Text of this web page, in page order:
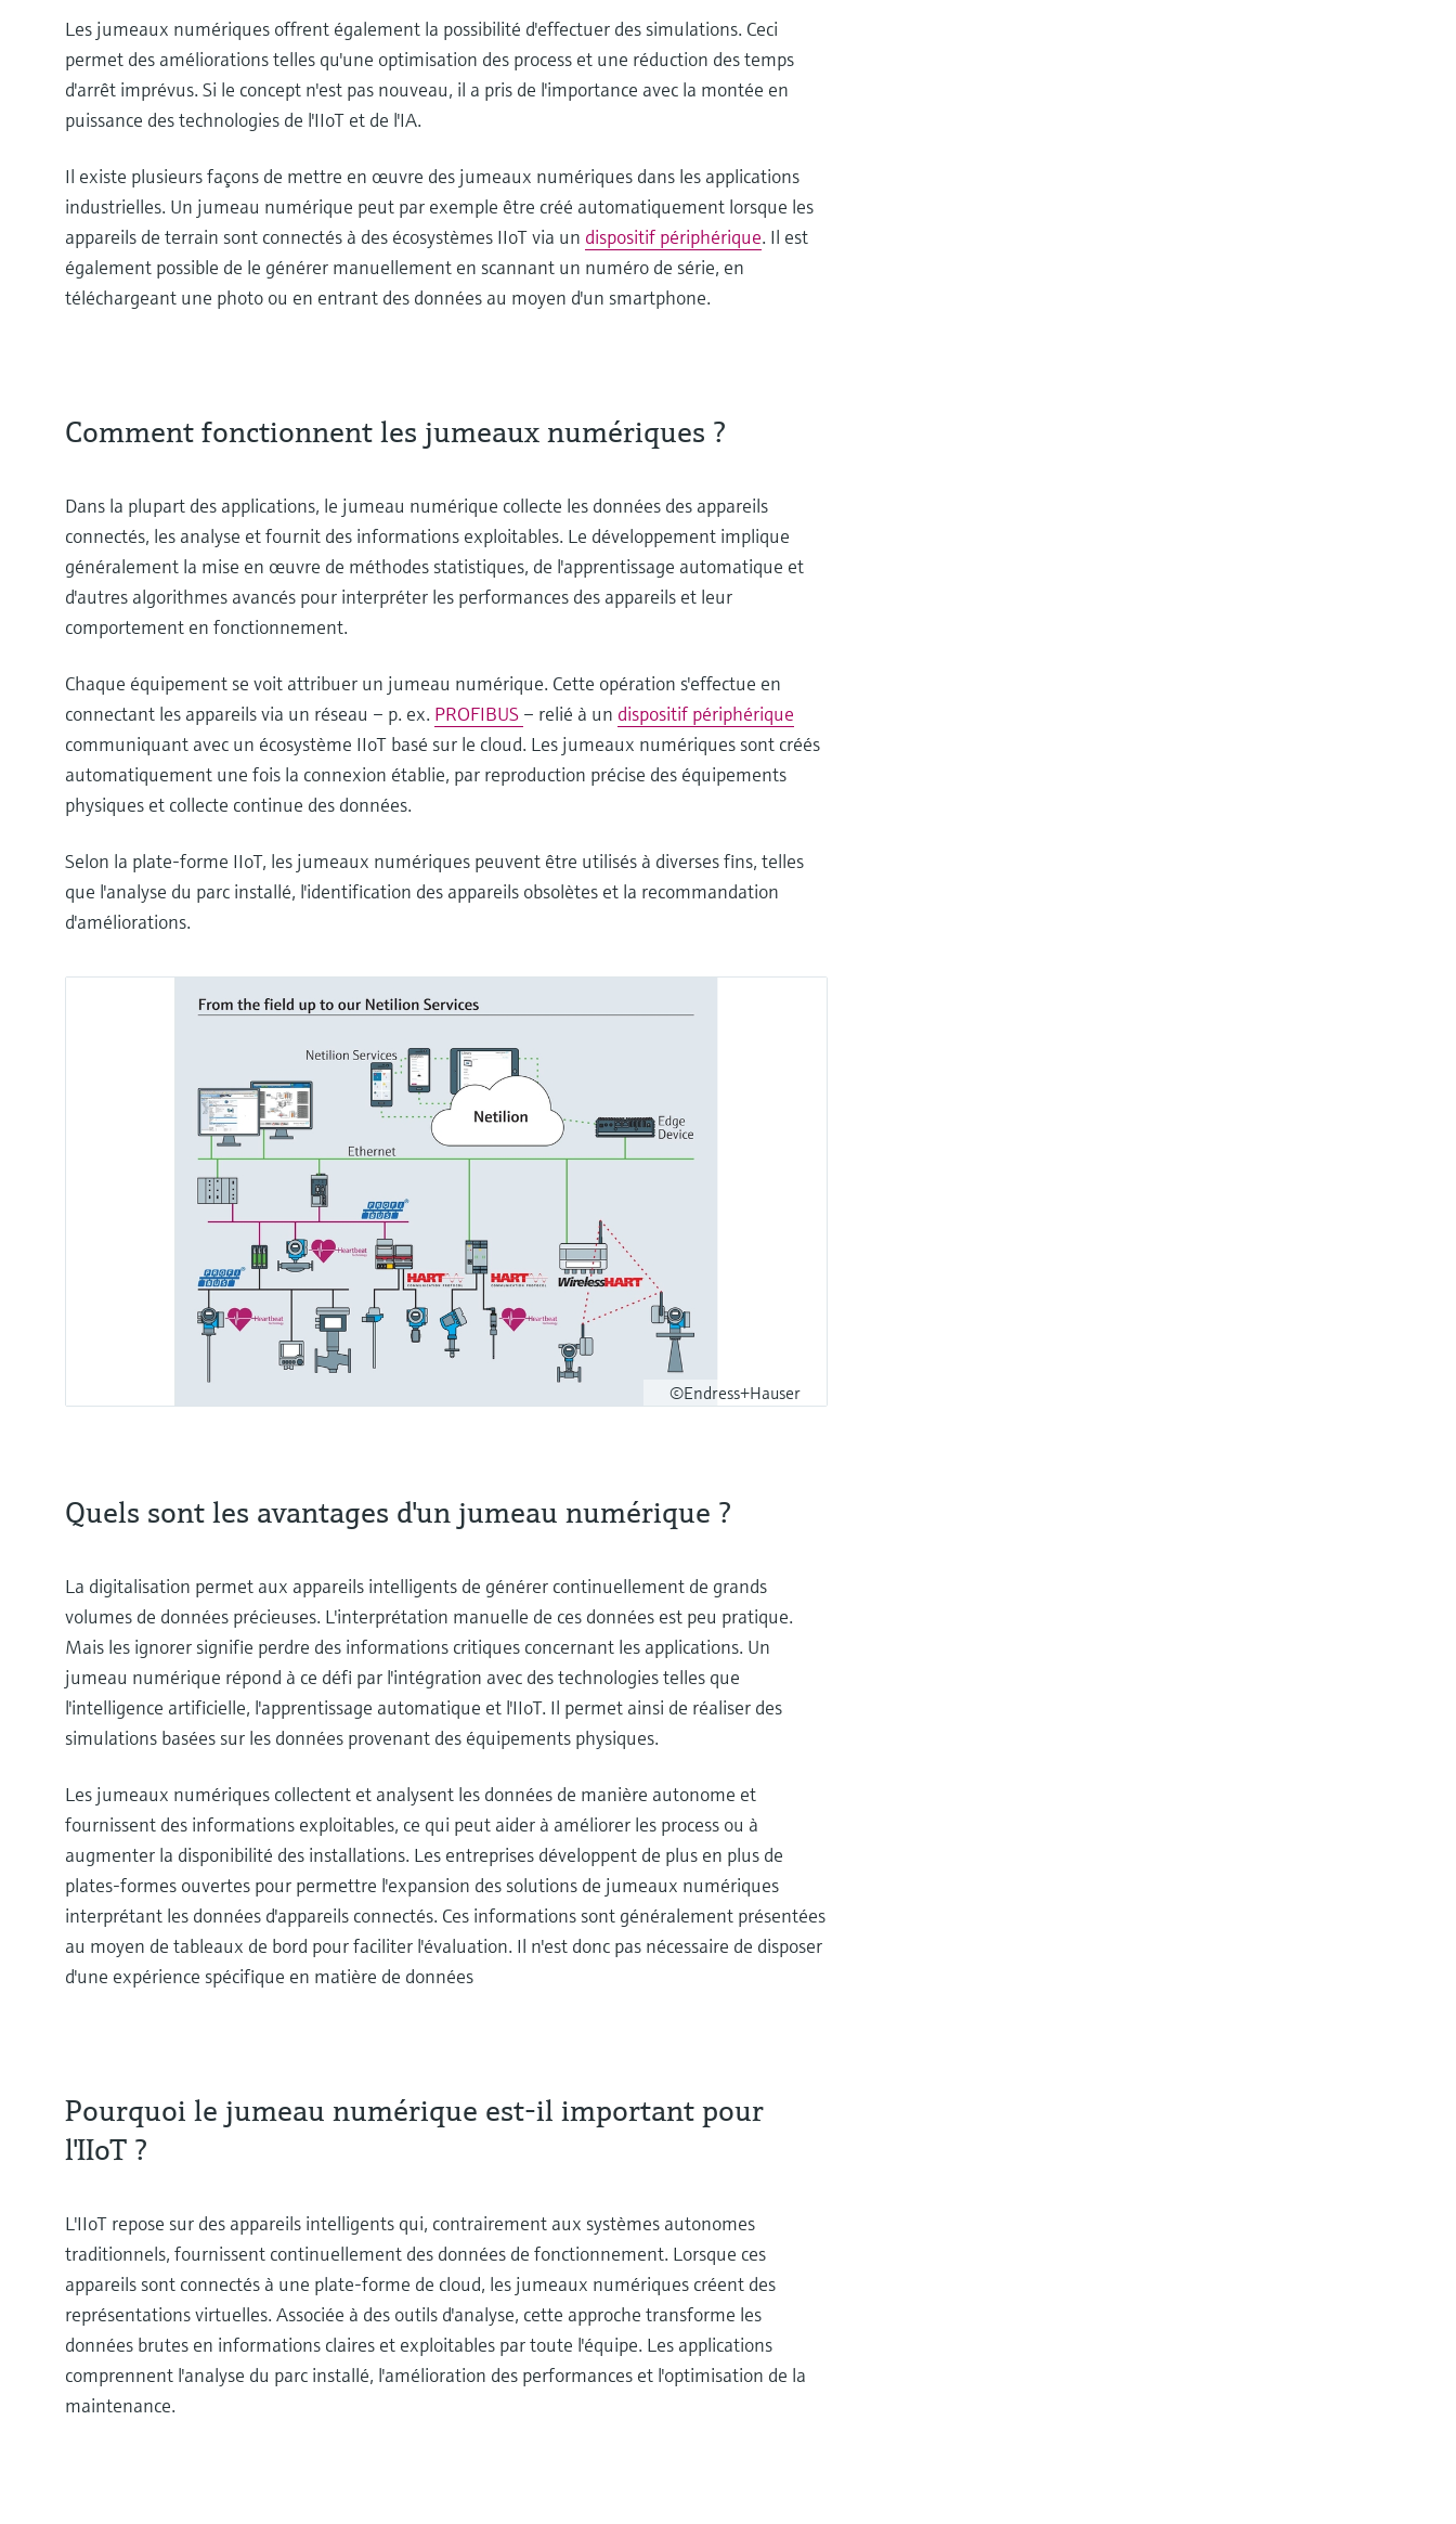
Les jumeaux numériques offrent également la possibilité d'effectuer des simulations. Ceci
permet des améliorations telles qu'une optimisation des process et une réduction des temps
d'arrêt imprévus. Si le concept n'est pas nouveau, il a pris de l'importance avec la montée en
puissance des technologies de l'IIoT et de l'IA.
Il existe plusieurs façons de mettre en œuvre des jumeaux numériques dans les applications
industrielles. Un jumeau numérique peut par exemple être créé automatiquement lorsque les
appareils de terrain sont connectés à des écosystèmes IIoT via un dispositif périphérique. Il est
également possible de le générer manuellement en scannant un numéro de série, en
téléchargeant une photo ou en entrant des données au moyen d'un smartphone.
Comment fonctionnent les jumeaux numériques ?
Dans la plupart des applications, le jumeau numérique collecte les données des appareils
connectés, les analyse et fournit des informations exploitables. Le développement implique
généralement la mise en œuvre de méthodes statistiques, de l'apprentissage automatique et
d'autres algorithmes avancés pour interpréter les performances des appareils et leur
comportement en fonctionnement.
Chaque équipement se voit attribuer un jumeau numérique. Cette opération s'effectue en
connectant les appareils via un réseau – p. ex. PROFIBUS – relié à un dispositif périphérique
communiquant avec un écosystème IIoT basé sur le cloud. Les jumeaux numériques sont créés
automatiquement une fois la connexion établie, par reproduction précise des équipements
physiques et collecte continue des données.
Selon la plate-forme IIoT, les jumeaux numériques peuvent être utilisés à diverses fins, telles
que l'analyse du parc installé, l'identification des appareils obsolètes et la recommandation
d'améliorations.
©Endress+Hauser
Quels sont les avantages d'un jumeau numérique ?
La digitalisation permet aux appareils intelligents de générer continuellement de grands
volumes de données précieuses. L'interprétation manuelle de ces données est peu pratique.
Mais les ignorer signifie perdre des informations critiques concernant les applications. Un
jumeau numérique répond à ce défi par l'intégration avec des technologies telles que
l'intelligence artificielle, l'apprentissage automatique et l'IIoT. Il permet ainsi de réaliser des
simulations basées sur les données provenant des équipements physiques.
Les jumeaux numériques collectent et analysent les données de manière autonome et
fournissent des informations exploitables, ce qui peut aider à améliorer les process ou à
augmenter la disponibilité des installations. Les entreprises développent de plus en plus de
plates-formes ouvertes pour permettre l'expansion des solutions de jumeaux numériques
interprétant les données d'appareils connectés. Ces informations sont généralement présentées
au moyen de tableaux de bord pour faciliter l'évaluation. Il n'est donc pas nécessaire de disposer
d'une expérience spécifique en matière de données
Pourquoi le jumeau numérique est-il important pour
l'IIoT ?
L'IIoT repose sur des appareils intelligents qui, contrairement aux systèmes autonomes
traditionnels, fournissent continuellement des données de fonctionnement. Lorsque ces
appareils sont connectés à une plate-forme de cloud, les jumeaux numériques créent des
représentations virtuelles. Associée à des outils d'analyse, cette approche transforme les
données brutes en informations claires et exploitables par toute l'équipe. Les applications
comprennent l'analyse du parc installé, l'amélioration des performances et l'optimisation de la
maintenance.